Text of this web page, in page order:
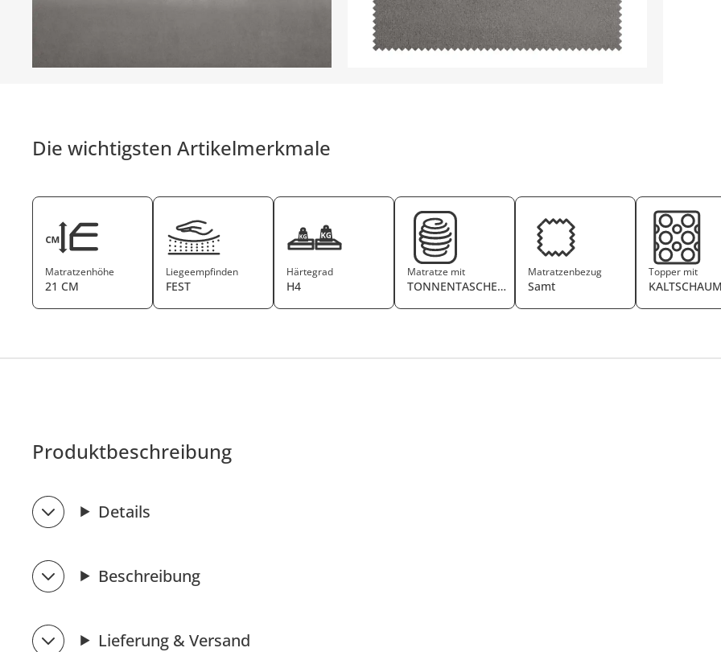
Die wichtigsten Artikelmerkmale
Matratzenhöhe
21 CM
Liegeempfinden
FEST
Härtegrad
H4
Matratze mit
TONNENTASCHENFEDERKERN
Matratzenbezug
Samt
Topper mit
Produktbeschreibung
Details
Beschreibung
Lieferung & Versand